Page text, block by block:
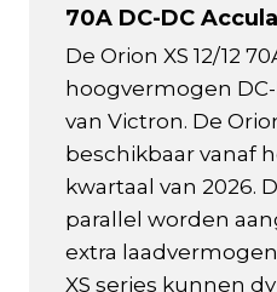
70A DC-DC
De Orion XS 12/12
hoogvermogen
van Victron. De
beschikbaar vanaf
kwartaal van 2026.
parallel worden
extra
XS series kunnen